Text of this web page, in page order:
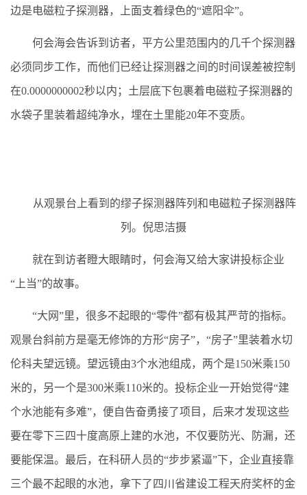
边是电磁粒子探测器，上面支着绿色的“遮阳伞”。
何会海会告诉到访者，平方公里范围内的几千个探测器
必须同步工作，而他们已经让探测器之间的时间误差被控制
在0.0000000002秒以内；土层底下包裹着电磁粒子探测器的
水袋子里装着超纯净水，埋在土里能20年不变质。
从观景台上看到的缪子探测器阵列和电磁粒子探测器阵
列。倪思洁摄
就在到访者瞪大眼睛时，何会海又给大家讲投标企业
“上当”的故事。
“大网”里，很多不起眼的“零件”都有极其严苛的指标。
观景台斜前方是毫无修饰的方形“房子”，“房子”里装着水切
伦科夫望远镜。望远镜由3个水池组成，两个是150米乘150
米的，另一个是300米乘110米的。投标企业一开始觉得“建
个水池能有多难”，便自告奋勇接了项目，后来才发现这些
要在零下三四十度高原上建的水池，不仅要防光、防漏，还
要能保温。最后，在科研人员的“步步紧逼”下，企业直接靠
三个最不起眼的水池，拿下了四川省建设工程天府奖杯的金